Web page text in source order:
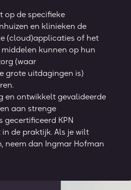
op de specifieke
en klinieken de
(cloud)applicaties of het
kunnen op hun
(waar
grote uitdagingen is)
en ontwikkelt gevalideerde
aan strenge
gecertificeerd KPN
de praktijk. Als je wilt
neem dan Ingmar Hofman